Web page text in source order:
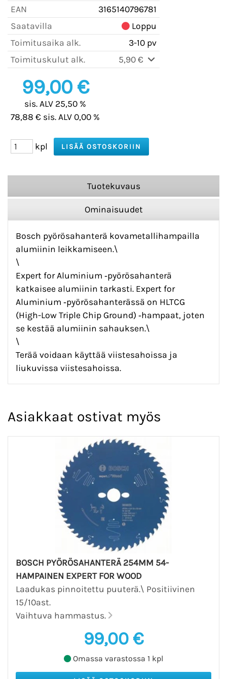
EAN
3165140796781
Saatavilla
Loppu
Toimitusaika alk.
3-10 pv
Toimituskulut alk.
5,90 €
99,00 €
sis. ALV 25,50 %
78,88 € sis. ALV 0,00 %
kpl
Tuotekuvaus
Ominaisuudet
Bosch pyörösahanterä kovametallihampailla
alumiinin leikkamiseen.\
\
Expert for Aluminium ‑pyörösahanterä
katkaisee alumiinin tarkasti. Expert for
Aluminium ‑pyörösahanterässä on HLTCG
(High-Low Triple Chip Ground) ‑hampaat, joten
se kestää alumiinin sahauksen.\
\
Terää voidaan käyttää viistesahoissa ja
liukuvissa viistesahoissa.
Asiakkaat ostivat myös
BOSCH PYÖRÖSAHANTERÄ 254MM 54-
HAMPAINEN EXPERT FOR WOOD
Laadukas pinnoitettu puuterä.\ Positiivinen
15/10ast.
Vaihtuva hammastus.
99,00 €
Omassa varastossa 1 kpl